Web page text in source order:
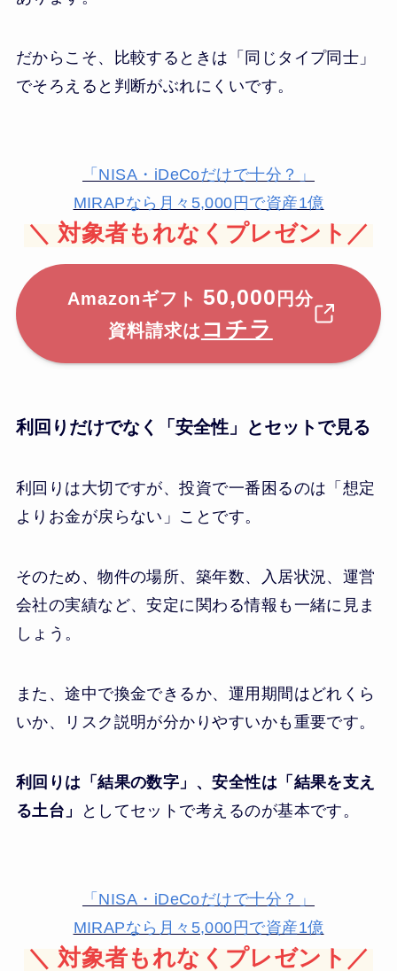
だからこそ、比較するときは「同じタイプ同士」
でそろえると判断がぶれにくいです。
「NISA・iDeCoだけで十分？」
MIRAPなら月々5,000円で資産1億
＼ 対象者もれなくプレゼント／
Amazonギフト 50,000 円分
資料請求は コチラ
利回りだけでなく「安全性」とセットで見る
利回りは大切ですが、投資で一番困るのは「想定
よりお金が戻らない」ことです。
そのため、物件の場所、築年数、入居状況、運営
会社の実績など、安定に関わる情報も一緒に見ま
しょう。
また、途中で換金できるか、運用期間はどれくら
いか、リスク説明が分かりやすいかも重要です。
利回りは「結果の数字」、安全性は「結果を支え
る土台」
としてセットで考えるのが基本です。
「NISA・iDeCoだけで十分？」
MIRAPなら月々5,000円で資産1億
＼ 対象者もれなくプレゼント／